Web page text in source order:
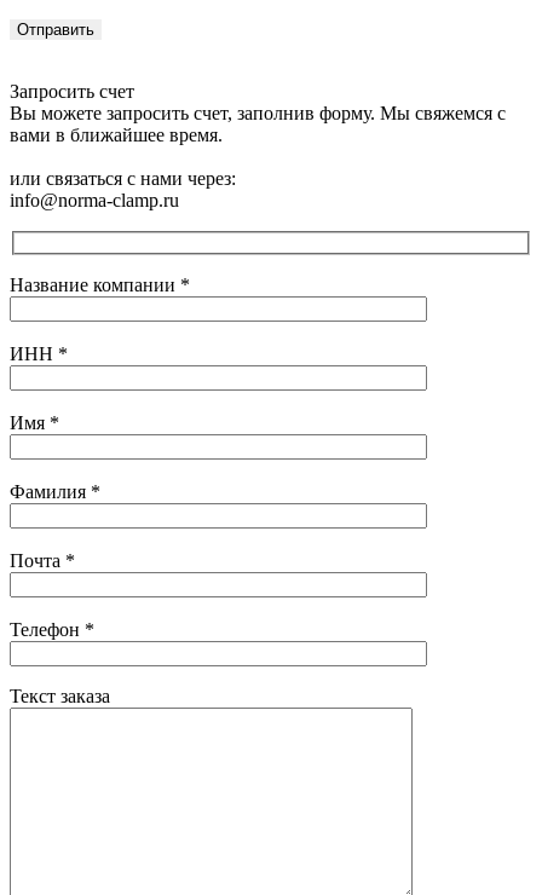
Запросить счет
Вы можете запросить счет, заполнив форму. Мы свяжемся с
вами в ближайшее время.
или связаться с нами через:
info@norma-clamp.ru
Название компании *
ИНН *
Имя *
Фамилия *
Почта *
Телефон *
Текст заказа